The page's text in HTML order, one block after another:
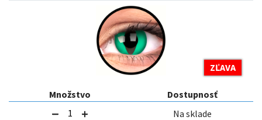
ZĽAVA
Množstvo
Dostupnosť
Na sklade